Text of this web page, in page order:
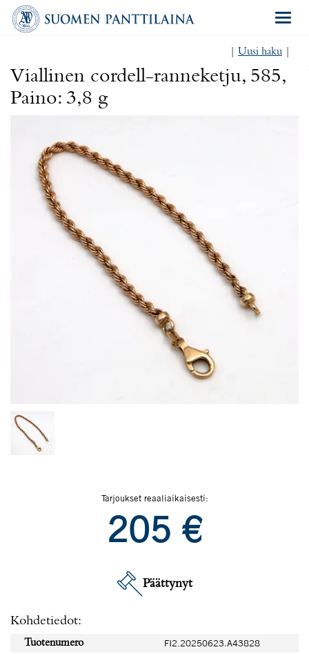
Uusi haku
Viallinen cordell-ranneketju, 585,
Paino: 3,8 g
Tarjoukset reaaliaikaisesti:
205 €
Päättynyt
Kohdetiedot:
Tuotenumero
FI2.20250623.A43828